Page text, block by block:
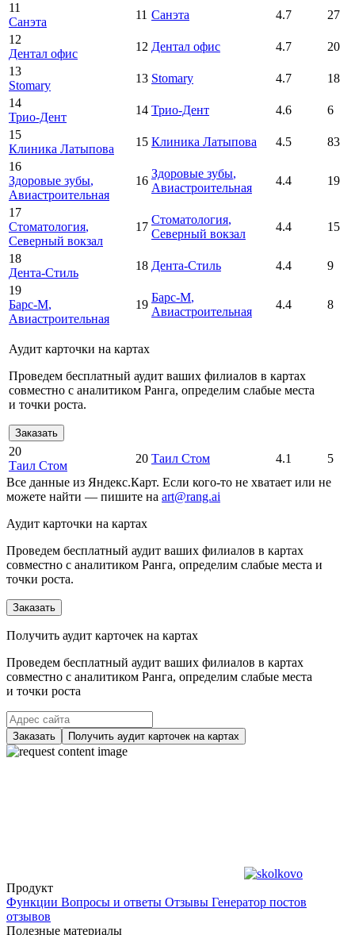
11
Санэта
11 Санэта 4.7
27
12
Дентал офис
12 Дентал офис 4.7
20
13
Stomary
13 Stomary 4.7
18
14
Трио-Дент
14 Трио-Дент 4.6
6
15
Клиника Латыпова
15 Клиника Латыпова 4.5
83
16
Здоровые зубы,
Авиастроительная
16
Здоровые зубы,
Авиастроительная
4.4 19
17
Стоматология,
Северный вокзал
17
Стоматология,
Северный вокзал
4.4 15
18
Дента-Стиль
18 Дента-Стиль 4.4
9
19
Барс-М,
Авиастроительная
19
Барс-М,
Авиастроительная
4.4 8
Аудит карточки на картах
Проведем бесплатный аудит ваших филиалов в картах
совместно с аналитиком Ранга, определим слабые места
и точки роста.
Заказать
20
Таил Стом
20 Таил Стом 4.1
5
Все данные из Яндекс.Карт. Если кого-то не хватает или не
можете найти — пишите на art@rang.ai
Аудит карточки на картах
Проведем бесплатный аудит ваших филиалов в картах
совместно с аналитиком Ранга, определим слабые места и
точки роста.
Заказать
Получить аудит карточек на картах
Проведем бесплатный аудит ваших филиалов в картах
совместно с аналитиком Ранга, определим слабые места
и точки роста
Заказать Получить аудит карточек на картах
Продукт
Функции Вопросы и ответы Отзывы Генератор постов
отзывов
Полезные материалы